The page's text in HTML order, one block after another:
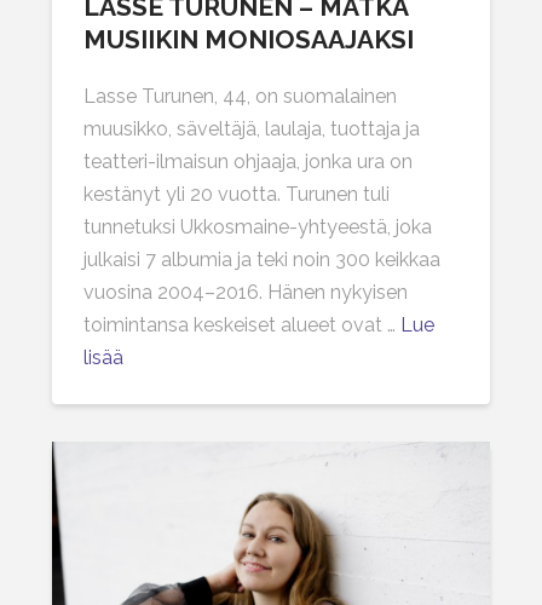
LASSE TURUNEN – MATKA
MUSIIKIN MONIOSAAJAKSI
Lasse Turunen, 44, on suomalainen
muusikko, säveltäjä, laulaja, tuottaja ja
teatteri-ilmaisun ohjaaja, jonka ura on
kestänyt yli 20 vuotta. Turunen tuli
tunnetuksi Ukkosmaine-yhtyeestä, joka
julkaisi 7 albumia ja teki noin 300 keikkaa
vuosina 2004–2016. Hänen nykyisen
toimintansa keskeiset alueet ovat … Lue
lisää